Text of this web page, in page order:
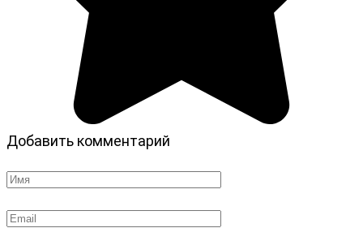
Добавить комментарий
Имя
Email